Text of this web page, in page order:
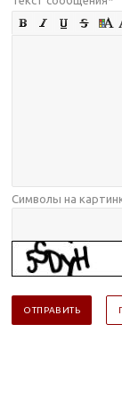
Символы на